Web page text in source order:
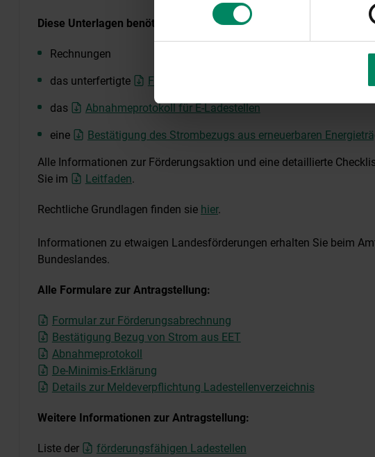
Diese Unterlagen benötigen Sie zur Antragstellung:
Rechnungen
das unterfertigte Formular zur Förderungsabrechnung
das Abnahmeprotokoll für E-Ladestellen
eine Bestätigung des Strombezugs aus erneuerbaren
Alle Informationen zur Förderungsaktion und eine detaillierte
Sie im
Leitfaden.
Rechtliche Grundlagen finden sie hier.
Informationen zu etwaigen Landesförderungen erhalten Sie beim
Bundeslandes.
Alle Formulare zur Antragstellung:
Formular zur Förderungsabrechnung
Bestätigung Bezug von Strom aus EET
Abnahmeprotokoll
De-Minimis-Erklärung
Details zur Meldeverpflichtung Ladestellenverzeichnis
Weitere Informationen zur Antragstellung:
Liste der
förderungsfähigen Ladestellen